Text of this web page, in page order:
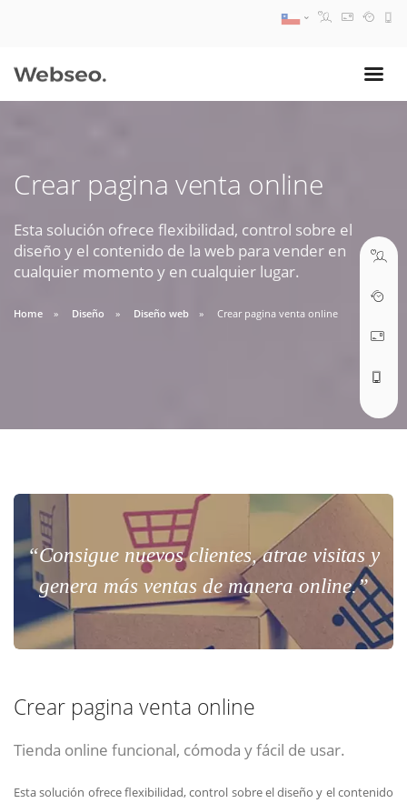
Crear pagina venta online
Esta solución ofrece flexibilidad, control sobre el
diseño y el contenido de la web para vender en
cualquier momento y en cualquier lugar.
Home Diseño Diseño web Crear pagina venta online
“Consigue nuevos clientes, atrae visitas y
genera más ventas de manera online.”
Crear pagina venta online
Tienda online funcional, cómoda y fácil de usar.
Esta solución ofrece flexibilidad, control sobre el diseño y el contenido
09:30 AM A 18:30 PM
soporte@webseo.cl
ABRIR TICKET